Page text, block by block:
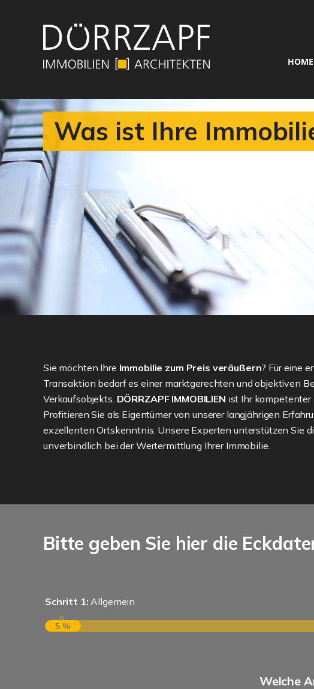
HOME
Was ist Ihre
Sie möchten Ihre Immobilie zum Preis veräußern? Für eine
Transaktion bedarf es einer marktgerechten und objektiven
Verkaufsobjekts. DÖRRZAPF IMMOBILIEN ist Ihr kompetenter
Profitieren Sie als Eigentümer von unserer langjährigen
exzellenten Ortskenntnis. Unsere Experten unterstützen Sie
unverbindlich bei der Wertermittlung Ihrer Immobilie.
Bitte geben Sie hier die
Schritt 1: Allgemein
5 %
Welche